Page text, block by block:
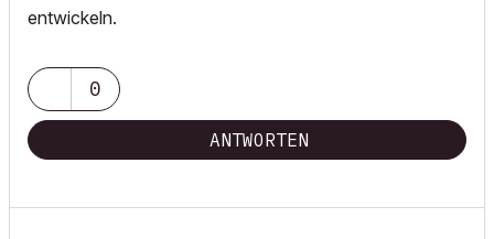
entwickeln.
0
ANTWORTEN